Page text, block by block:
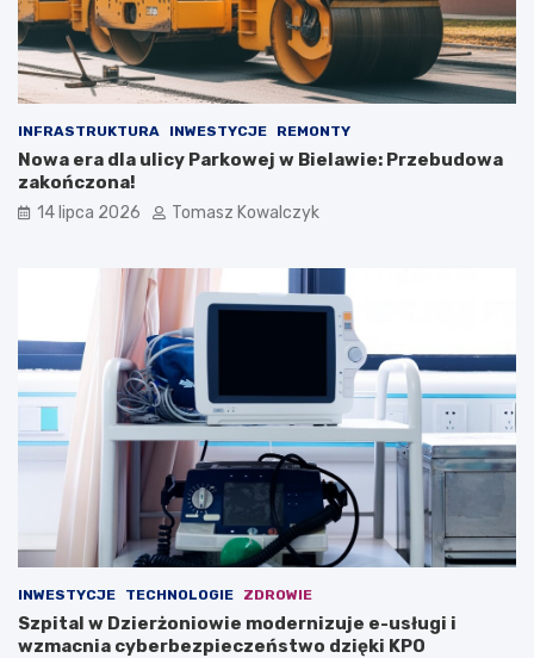
INFRASTRUKTURA INWESTYCJE REMONTY
Nowa era dla ulicy Parkowej w Bielawie: Przebudowa
zakończona!
14 lipca 2026 Tomasz Kowalczyk
INWESTYCJE TECHNOLOGIE ZDROWIE
Szpital w Dzierżoniowie modernizuje e-usługi i
wzmacnia cyberbezpieczeństwo dzięki KPO